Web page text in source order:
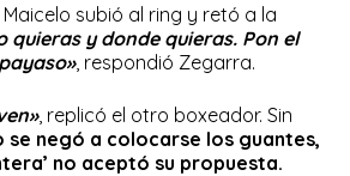
subió al ring y retó a la
quieras y donde quieras. Pon el
, respondió Zegarra.
, replicó el otro boxeador. Sin
se negó a colocarse los guantes,
no aceptó su propuesta.